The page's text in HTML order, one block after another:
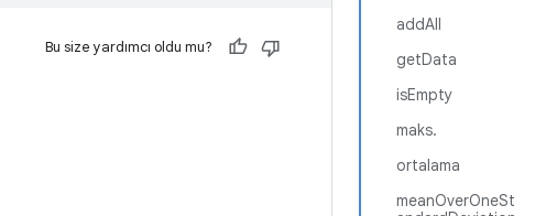
addAll
getData
isEmpty
maks.
ortalama
meanOverOneSt
Bu size yardımcı oldu mu?